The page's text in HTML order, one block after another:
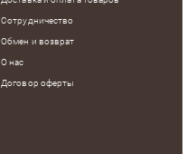
Сотрудничество
Обмен и возврат
О нас
Договор оферты